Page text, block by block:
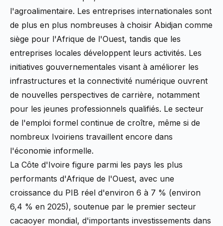
l'agroalimentaire. Les entreprises internationales sont
de plus en plus nombreuses à choisir Abidjan comme
siège pour l'Afrique de l'Ouest, tandis que les
entreprises locales développent leurs activités. Les
initiatives gouvernementales visant à améliorer les
infrastructures et la connectivité numérique ouvrent
de nouvelles perspectives de carrière, notamment
pour les jeunes professionnels qualifiés. Le secteur
de l'emploi formel continue de croître, même si de
nombreux Ivoiriens travaillent encore dans
l'économie informelle.
La Côte d'Ivoire figure parmi les pays les plus
performants d'Afrique de l'Ouest, avec une
croissance du PIB réel d'environ 6 à 7 % (environ
6,4 % en 2025), soutenue par le premier secteur
cacaoyer mondial, d'importants investissements dans